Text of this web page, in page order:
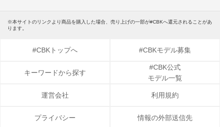
※本サイトのリンクより商品を購入した場合、売り上げの一部が#CBKへ還元されることがあ
ります。
#CBKトップへ #CBKモデル募集
キーワードから探す
#CBK公式
モデル一覧
運営会社 利用規約
プライバシー 情報の外部送信先